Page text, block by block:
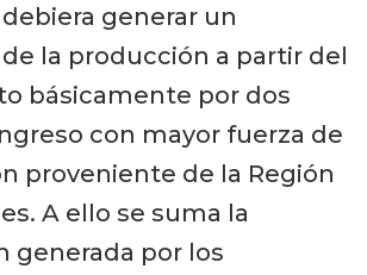
generar un
la producción a partir del
básicamente por dos
con mayor fuerza de
proveniente de la Región
A ello se suma la
generada por los